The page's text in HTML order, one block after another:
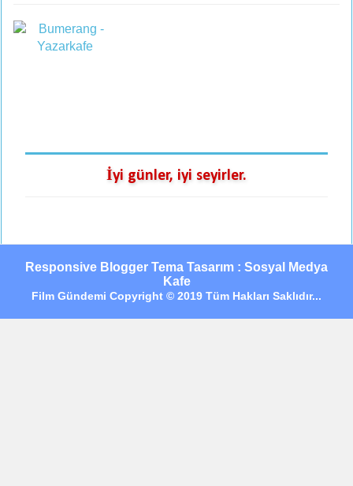
İyi günler, iyi seyirler.
Responsive Blogger Tema Tasarım : Sosyal Medya
Kafe
Film Gündemi Copyright © 2019 Tüm Hakları Saklıdır...